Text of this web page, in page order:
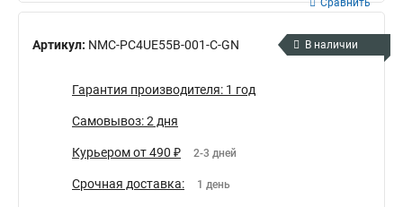
Артикул: NMC-PC4UE55B-001-C-GN
Сравнить
В наличии
Гарантия производителя: 1 год
Самовывоз: 2 дня
Курьером от 490 ₽ 2-3 дней
Срочная доставка: 1 день